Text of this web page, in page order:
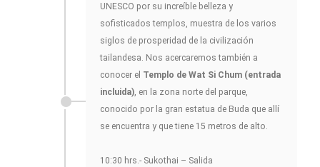
UNESCO por su increíble belleza y
sofisticados templos, muestra de los varios
siglos de prosperidad de la civilización
tailandesa. Nos acercaremos también a
conocer el Templo de Wat Si Chum (entrada
incluida) , en la zona norte del parque,
conocido por la gran estatua de Buda que allí
se encuentra y que tiene 15 metros de alto.
10:30 hrs.- Sukothai – Salida